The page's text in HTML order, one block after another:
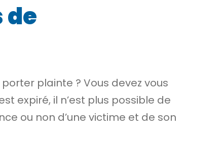
de
plainte ? Vous devez vous
expiré, il n’est plus possible de
ou non d’une victime et de son